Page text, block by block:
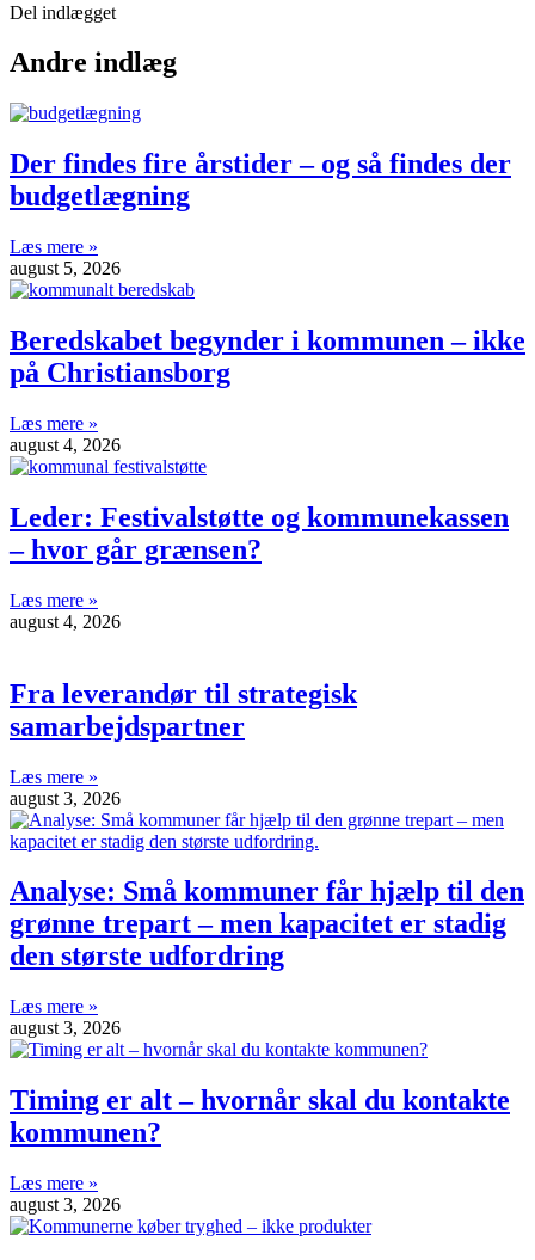
Del indlægget
Andre indlæg
Der findes fire årstider – og så findes der
budgetlægning
Læs mere »
august 5, 2026
Beredskabet begynder i kommunen – ikke
på Christiansborg
Læs mere »
august 4, 2026
Leder: Festivalstøtte og kommunekassen
– hvor går grænsen?
Læs mere »
august 4, 2026
Fra leverandør til strategisk
samarbejdspartner
Læs mere »
august 3, 2026
Analyse: Små kommuner får hjælp til den
grønne trepart – men kapacitet er stadig
den største udfordring
Læs mere »
august 3, 2026
Timing er alt – hvornår skal du kontakte
kommunen?
Læs mere »
august 3, 2026